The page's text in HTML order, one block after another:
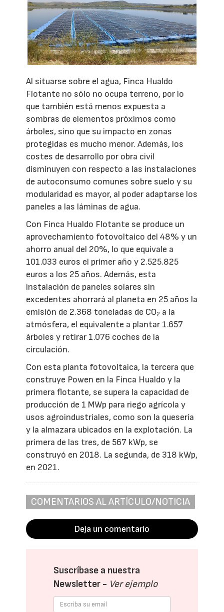
Al situarse sobre el agua, Finca Hualdo
Flotante no sólo no ocupa terreno, por lo
que también está menos expuesta a
sombras de elementos próximos como
árboles, sino que su impacto en zonas
protegidas es mucho menor. Además, los
costes de desarrollo por obra civil
disminuyen con respecto a las instalaciones
de autoconsumo comunes sobre suelo y su
modularidad es mayor, al poder adaptarse los
paneles a las láminas de agua.
Con Finca Hualdo Flotante se produce un
aprovechamiento fotovoltaico del 48% y un
ahorro anual del 20%, lo que equivale a
101.033 euros el primer año y 2.525.825
euros a los 25 años. Además, esta
instalación de paneles solares sin
excedentes ahorrará al planeta en 25 años la
emisión de 2.368 toneladas de CO2 a la
atmósfera, el equivalente a plantar 1.657
árboles y retirar 1.076 coches de la
circulación.
Con esta planta fotovoltaica, la tercera que
construye Powen en la Finca Hualdo y la
primera flotante, se supera la capacidad de
producción de 1 MWp para riego agrícola y
usos agroindustriales, como son la quesería
y la almazara ubicados en la explotación. La
primera de las tres, de 567 kWp, se
construyó en 2018. La segunda, de 318 kWp,
en 2021.
COMENTARIOS AL ARTÍCULO/NOTICIA
Deja un comentario
Suscríbase a nuestra
Newsletter - Ver ejemplo